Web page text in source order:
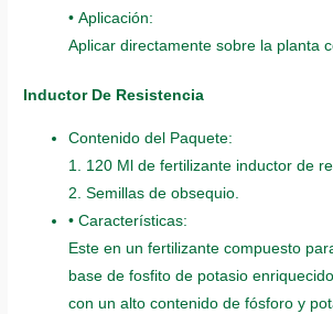
• Aplicación:
Aplicar directamente sobre la planta
Inductor De Resistencia
Contenido del Paquete:
1. 120 Ml de fertilizante inductor de
2. Semillas de obsequio.
• Características:
Este en un fertilizante compuesto
base de fosfito de potasio
con un alto contenido de fósforo y